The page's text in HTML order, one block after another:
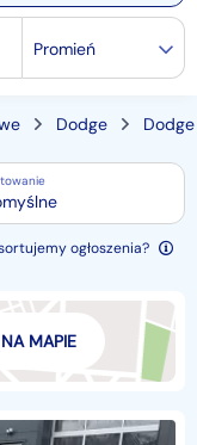
Promień
Dodge
ogłoszenia?
MAPIE